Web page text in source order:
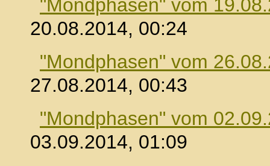
"Mondphasen" vom
20.08.2014, 00:24
"Mondphasen" vom
27.08.2014, 00:43
"Mondphasen" vom
03.09.2014, 01:09